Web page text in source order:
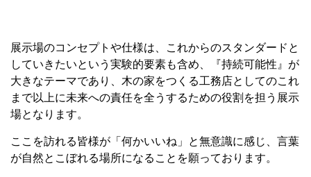
展示場のコンセプトや仕様は、これからのスタンダードと
していきたいという実験的要素も含め、『持続可能性』が
大きなテーマであり、木の家をつくる工務店としてのこれ
まで以上に未来への責任を全うするための役割を担う展示
場となります。
ここを訪れる皆様が「何かいいね」と無意識に感じ、言葉
が自然とこぼれる場所になることを願っております。